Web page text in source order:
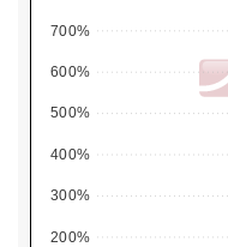
200%
300%
400%
500%
600%
700%